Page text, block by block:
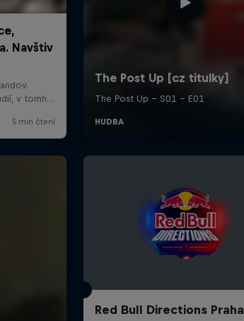
Red Bull Directions Praha